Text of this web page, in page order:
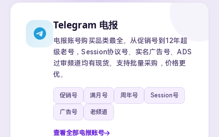
Telegram 电报
电报账号购买品类最全。从促销号到12年超
级老号，Session协议号、实名广告号、ADS
过审频道均有现货。支持批量采购，价格更
优。
促销号 满月号 周年号 Session号
广告号 老频道
查看全部电报账号